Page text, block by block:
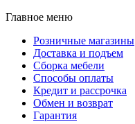
Главное меню
Розничные магазины
Доставка и подъем
Сборка мебели
Способы оплаты
Кредит и рассрочка
Обмен и возврат
Гарантия